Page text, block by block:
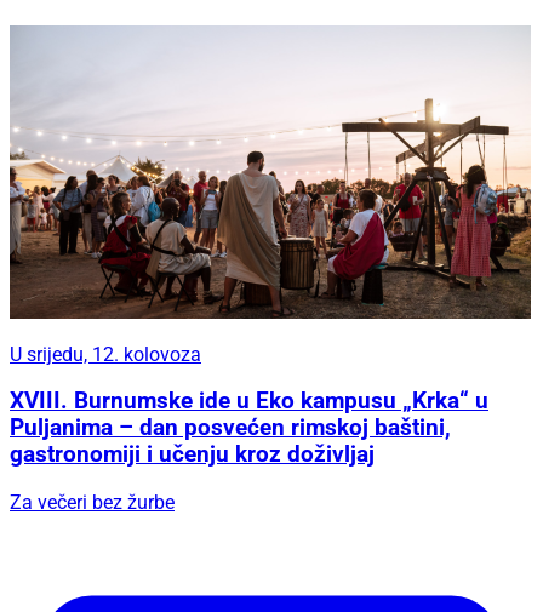
U srijedu, 12. kolovoza
XVIII. Burnumske ide u Eko kampusu „Krka“ u
Puljanima – dan posvećen rimskoj baštini,
gastronomiji i učenju kroz doživljaj
Za večeri bez žurbe